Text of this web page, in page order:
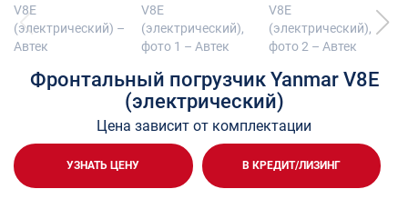
Фронтальный погрузчик Yanmar V8E
(электрический)
Цена зависит от комплектации
УЗНАТЬ ЦЕНУ В КРЕДИТ/ЛИЗИНГ